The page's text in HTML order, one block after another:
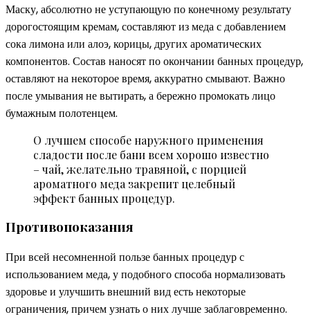
Маску, абсолютно не уступающую по конечному результату
дорогостоящим кремам, составляют из меда с добавлением
сока лимона или алоэ, корицы, других ароматических
компонентов. Состав наносят по окончании банных процедур,
оставляют на некоторое время, аккуратно смывают. Важно
после умывания не вытирать, а бережно промокать лицо
бумажным полотенцем.
О лучшем способе наружного применения
сладости после бани всем хорошо известно
– чай, желательно травяной, с порцией
ароматного меда закрепит целебный
эффект банных процедур.
Противопоказания
При всей несомненной пользе банных процедур с
использованием меда, у подобного способа нормализовать
здоровье и улучшить внешний вид есть некоторые
ограничения, причем узнать о них лучше заблаговременно.